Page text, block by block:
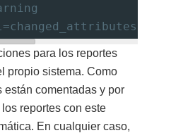
para los reportes
propio sistema. Como
comentadas y por
reportes con este
En cualquier caso,